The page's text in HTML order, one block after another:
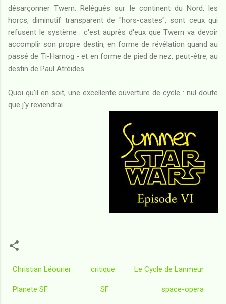
désarçonner Twern. Relégués sur le continent du Nord, les
horcs, diminutif transparent de "hors-castes", sont ceux qui
refusent le système : c'est auprès d'eux que Twern va devoir
accomplir son propre destin, en forme de révélation quand au
passé de Ti-Harnog - et en forme de pied de nez, peut-être, au
destin de Paul Atréides...
Quoi qu'il en soit, une excellente ouverture de cycle : nul doute
que j'y reviendrai.
Christian Léourier critique Le Cycle de Lanmeur
Planete SF SF space-opera